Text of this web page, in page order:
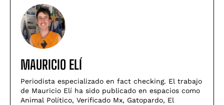
MAURICIO ELÍ
Periodista especializado en fact checking. El trabajo
de Mauricio Elí ha sido publicado en espacios como
Animal Político, Verificado Mx, Gatopardo, El